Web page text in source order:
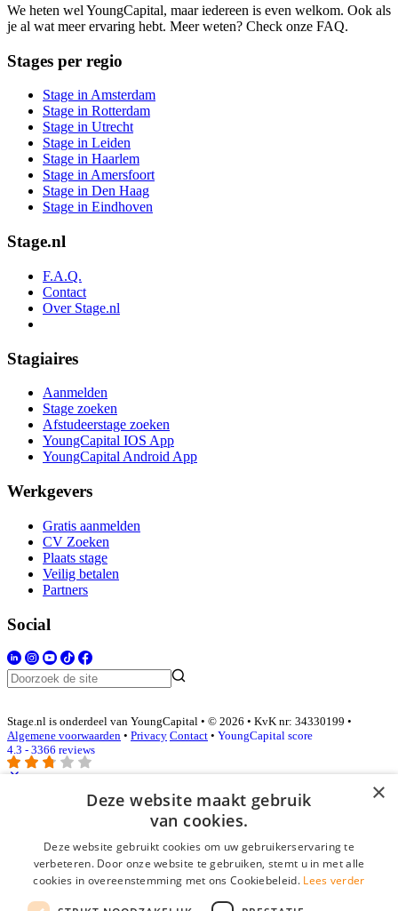
We heten wel YoungCapital, maar iedereen is even welkom. Ook als
je al wat meer ervaring hebt. Meer weten? Check onze FAQ.
Stages per regio
Stage in Amsterdam
Stage in Rotterdam
Stage in Utrecht
Stage in Leiden
Stage in Haarlem
Stage in Amersfoort
Stage in Den Haag
Stage in Eindhoven
Stage.nl
F.A.Q.
Contact
Over Stage.nl
Stagiaires
Aanmelden
Stage zoeken
Afstudeerstage zoeken
YoungCapital IOS App
YoungCapital Android App
Werkgevers
Gratis aanmelden
CV Zoeken
Plaats stage
Veilig betalen
Partners
Social
Stage.nl is onderdeel van YoungCapital • © 2026 • KvK nr: 34330199 •
Algemene voorwaarden • Privacy Contact • YoungCapital score
4.3 - 3366 reviews
Inloggen als bedrijf
E-mail*
Wachtwoord
×
Deze website maakt gebruik
van cookies.
Deze website gebruikt cookies om uw gebruikerservaring te
verbeteren. Door onze website te gebruiken, stemt u in met alle
cookies in overeenstemming met ons Cookiebeleid. Lees verder